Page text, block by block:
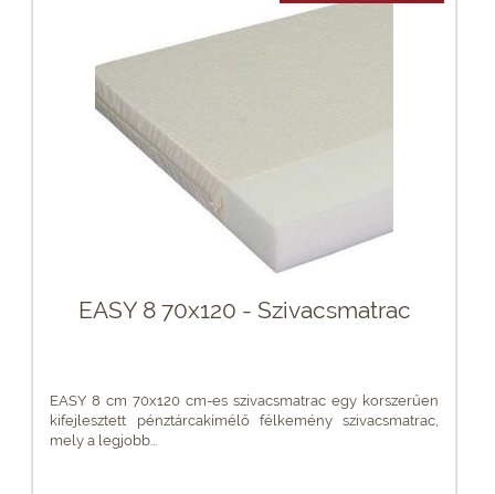
EASY 8 70x120 - Szivacsmatrac
EASY 8 cm 70x120 cm-es szivacsmatrac egy korszerűen
kifejlesztett pénztárcakímélő félkemény szivacsmatrac,
mely a legjobb...